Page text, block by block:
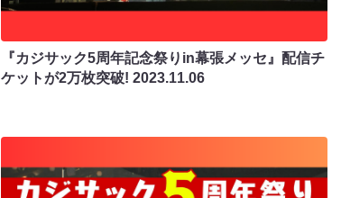
『カジサック5周年記念祭りin幕張メッセ』配信チ
ケットが2万枚突破!2023.11.06